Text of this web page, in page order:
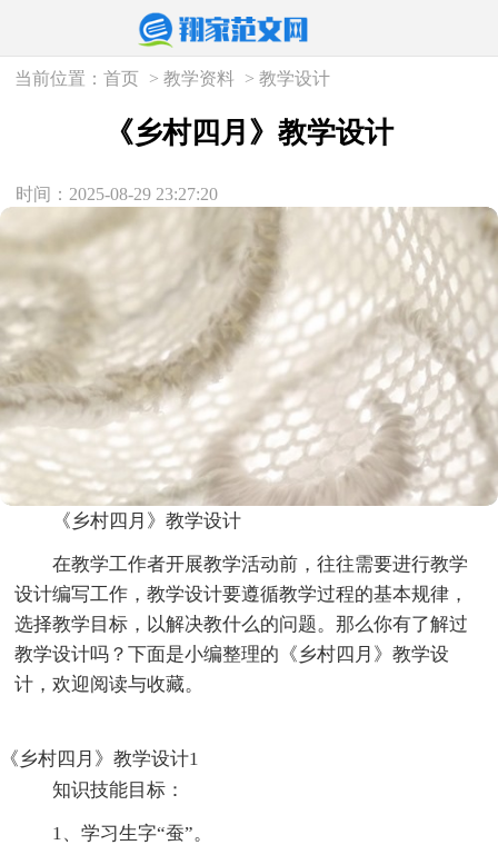
当前位置：首页 >教学资料 >教学设计
《乡村四月》教学设计
时间：2025-08-29 23:27:20
《乡村四月》教学设计
在教学工作者开展教学活动前，往往需要进行教学
设计编写工作，教学设计要遵循教学过程的基本规律，
选择教学目标，以解决教什么的问题。那么你有了解过
教学设计吗？下面是小编整理的《乡村四月》教学设
计，欢迎阅读与收藏。
《乡村四月》教学设计1
知识技能目标：
1、学习生字“蚕”。